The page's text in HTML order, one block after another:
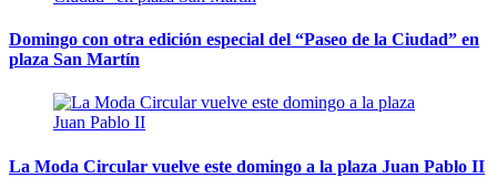
Domingo con otra edición especial del “Paseo de la Ciudad” en
plaza San Martín
La Moda Circular vuelve este domingo a la plaza Juan Pablo II